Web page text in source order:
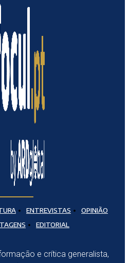
ENTREVISTAS
OPINIÃO
EDITORIAL
e crítica generalista,